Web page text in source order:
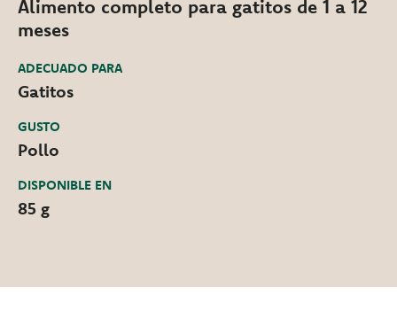
Alimento completo para gatitos de 1 a 12
meses
ADECUADO PARA
Gatitos
GUSTO
Pollo
DISPONIBLE EN
85 g